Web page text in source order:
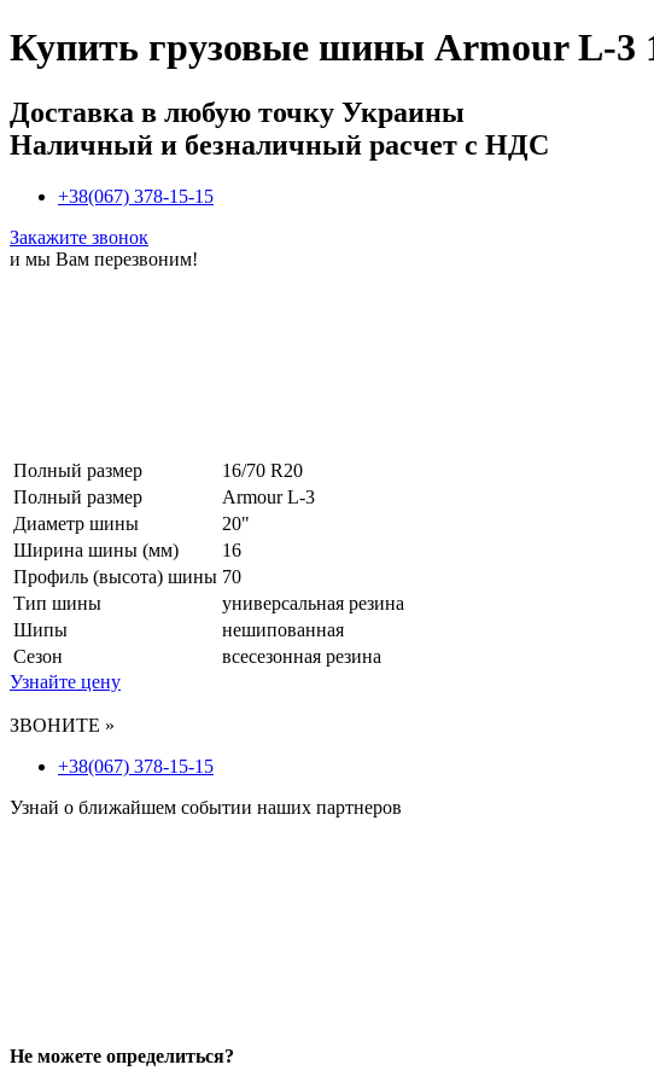
Купить грузовые шины Armour L-3
Доставка в любую точку Украины
Наличный и безналичный расчет с НДС
+38(067) 378-15-15
Закажите звонок
и мы Вам перезвоним!
Полный размер
16/70 R20
Полный размер
Armour L-3
Диаметр шины
20"
Ширина шины (мм)
16
Профиль (высота) шины 70
Тип шины
универсальная резина
Шипы
нешипованная
Сезон
всесезонная резина
Узнайте цену
ЗВОНИТЕ »
+38(067) 378-15-15
Узнай о ближайшем событии наших партнеров
Не можете определиться?